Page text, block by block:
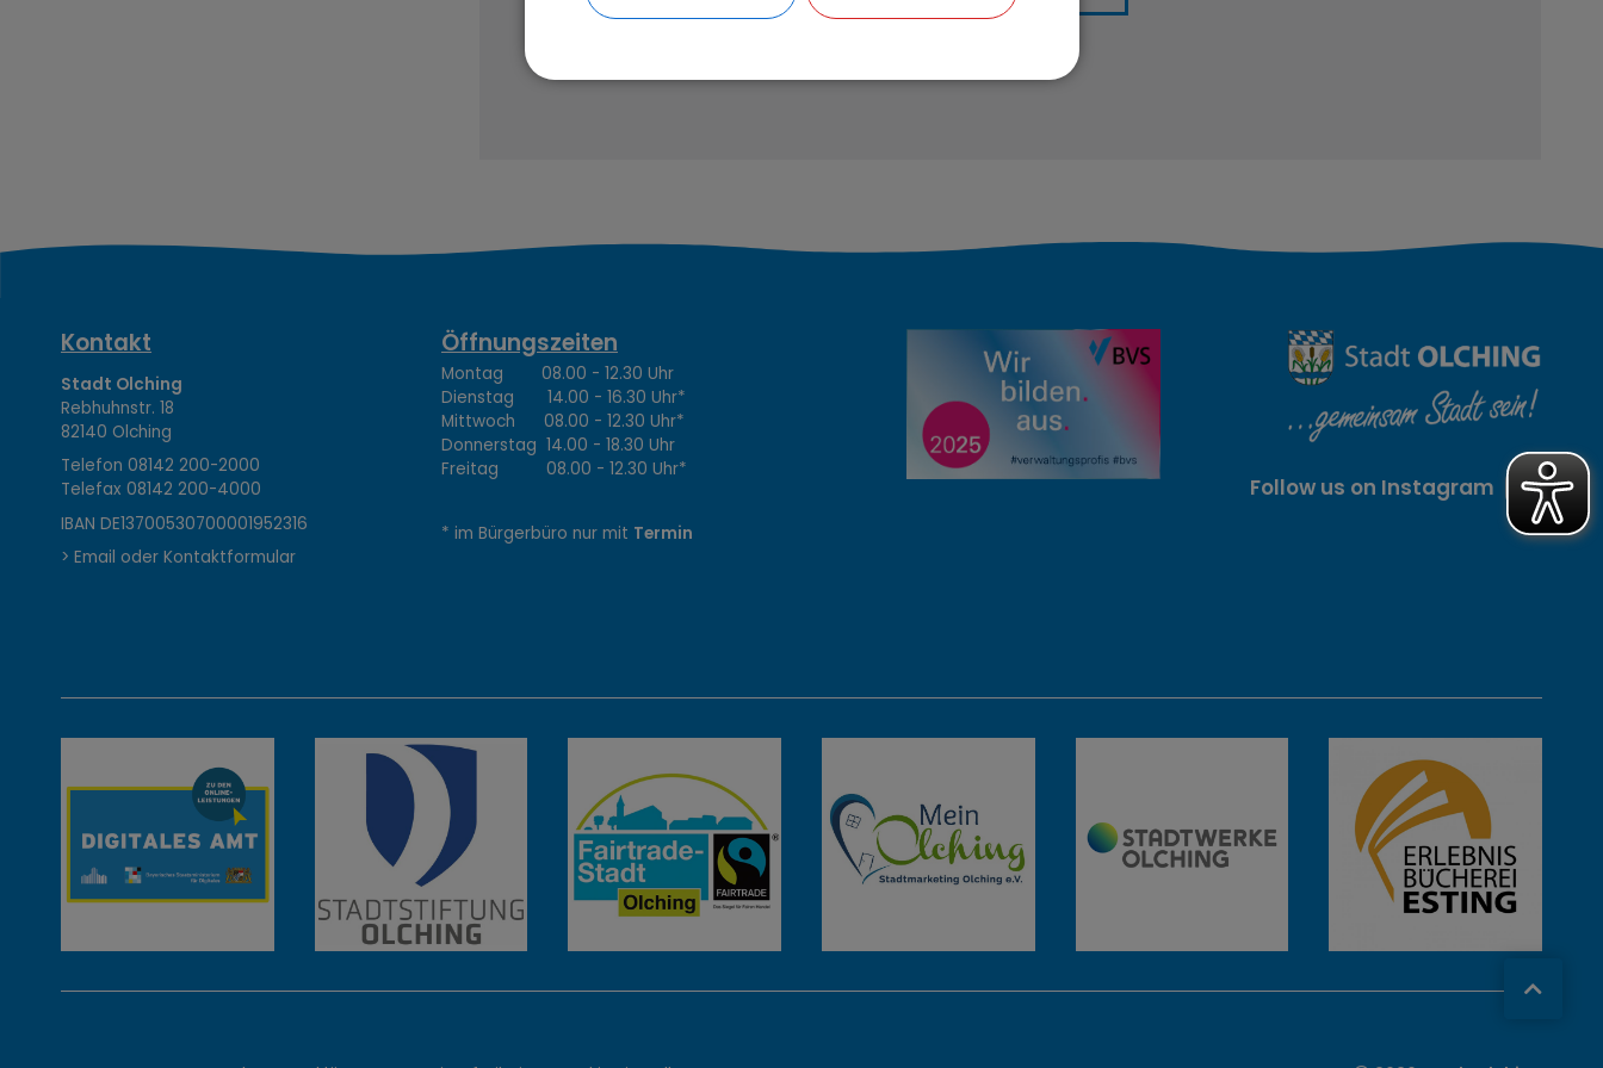
K
o
n
t
a
k
t
Kontakt
Stadt Olching
Rebhuhnstr. 18
82140 Olching
Telefon08142 200-2000
Telefax08142 200-4000
IBAN DE13700530700001952316
> Email oder Kontaktformular
Öffnungszeiten
Montag 08.00 - 12.30 Uhr
Dienstag 14.00 - 16.30 Uhr*
Mittwoch 08.00 - 12.30 Uhr*
Donnerstag 14.00 - 18.30 Uhr
Freitag 08.00 - 12.30 Uhr*
* im Bürgerbüro nur mit Termin
Follow us on Instagram